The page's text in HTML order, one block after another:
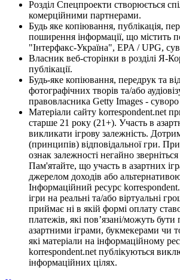
Розділ Спецпроекти створюється
комерційними партнерами.
Будь яке копіювання, публікація,
поширення інформації, що містить
"Інтерфакс-Україна", EPA / UPG,
Власник веб-сторінки в розділі Я-
публікації.
Будь-яке копіювання, передрук та
фотографічних творів та/або
правовласника Getty Images - суворо
Матеріали сайту korrespondent.net
старше 21 року (21+). Участь в
викликати ігрову залежність.
(принципів) відповідальної гри.
ознак залежності негайно зверніться
Пам'ятайте, що участь в азартних
джерелом доходів або
Інформаційний ресурс
ігри на реальні та/або віртуальні
приймає ні в якій формі оплату
платежів, які пов’язані/можуть бути
азартними іграми, букмекерами чи
які матеріали на інформаційному
korrespondent.net публікуються
інформаційних цілях.